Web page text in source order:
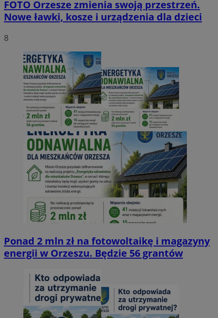
FOTO Orzesze zmienia swoją przestrzeń.
Nowe ławki, kosze i urządzenia dla dzieci
8
Ponad 2 mln zł na fotowoltaikę i magazyny
energii w Orzeszu. Będzie 56 grantów